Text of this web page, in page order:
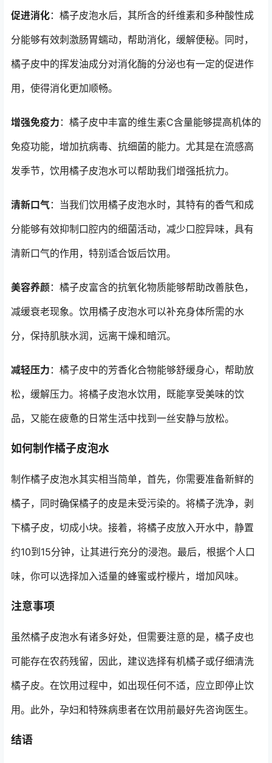
促进消化：橘子皮泡水后，其所含的纤维素和多种酸性成
分能够有效刺激肠胃蠕动，帮助消化，缓解便秘。同时，
橘子皮中的挥发油成分对消化酶的分泌也有一定的促进作
用，使得消化更加顺畅。
增强免疫力 ：橘子皮中丰富的维生素C含量能够提高机体的
免疫功能，增加抗病毒、抗细菌的能力。尤其是在流感高
发季节，饮用橘子皮泡水可以帮助我们增强抵抗力。
清新口气：当我们饮用橘子皮泡水时，其特有的香气和成
分能够有效抑制口腔内的细菌活动，减少口腔异味，具有
清新口气的作用，特别适合饭后饮用。
美容养颜：橘子皮富含的抗氧化物质能够帮助改善肤色，
减缓衰老现象。饮用橘子皮泡水可以补充身体所需的水
分，保持肌肤水润，远离干燥和暗沉。
减轻压力 ：橘子皮中的芳香化合物能够舒缓身心，帮助放
松，缓解压力。将橘子皮泡水饮用，既能享受美味的饮
品，又能在疲惫的日常生活中找到一丝安静与放松。
如何制作橘子皮泡水
制作橘子皮泡水其实相当简单，首先，你需要准备新鲜的
橘子，同时确保橘子的皮是未受污染的。将橘子洗净，剥
下橘子皮，切成小块。接着，将橘子皮放入开水中，静置
约10到15分钟，让其进行充分的浸泡。最后，根据个人口
味，你可以选择加入适量的蜂蜜或柠檬片，增加风味。
注意事项
虽然橘子皮泡水有诸多好处，但需要注意的是，橘子皮也
可能存在农药残留，因此，建议选择有机橘子或仔细清洗
橘子皮。在饮用过程中，如出现任何不适，应立即停止饮
用。此外，孕妇和特殊病患者在饮用前最好先咨询医生。
结语